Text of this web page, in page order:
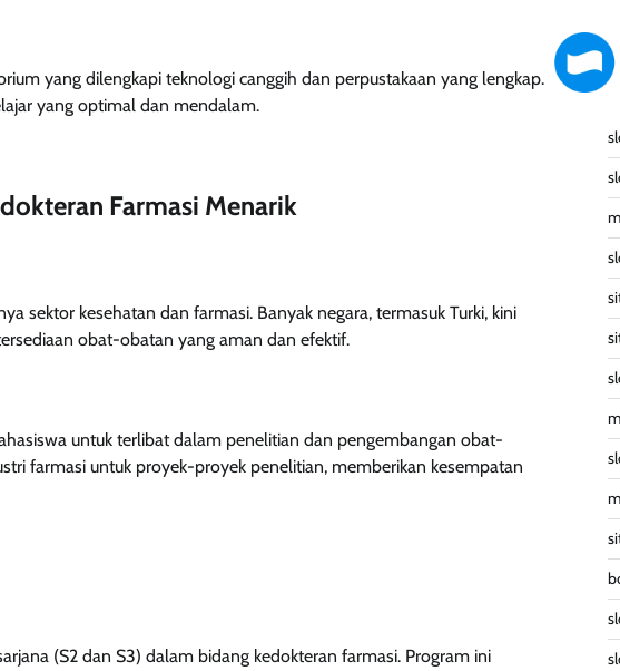
yang dilengkapi teknologi canggih dan perpustakaan yang lengkap.
yang optimal dan mendalam.
Farmasi Menarik
sektor kesehatan dan farmasi. Banyak negara, termasuk Turki, kini
obat-obatan yang aman dan efektif.
untuk terlibat dalam penelitian dan pengembangan obat-
farmasi untuk proyek-proyek penelitian, memberikan kesempatan
(S2 dan S3) dalam bidang kedokteran farmasi. Program ini